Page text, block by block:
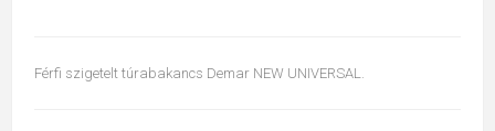
Férfi szigetelt túrabakancs Demar NEW UNIVERSAL.